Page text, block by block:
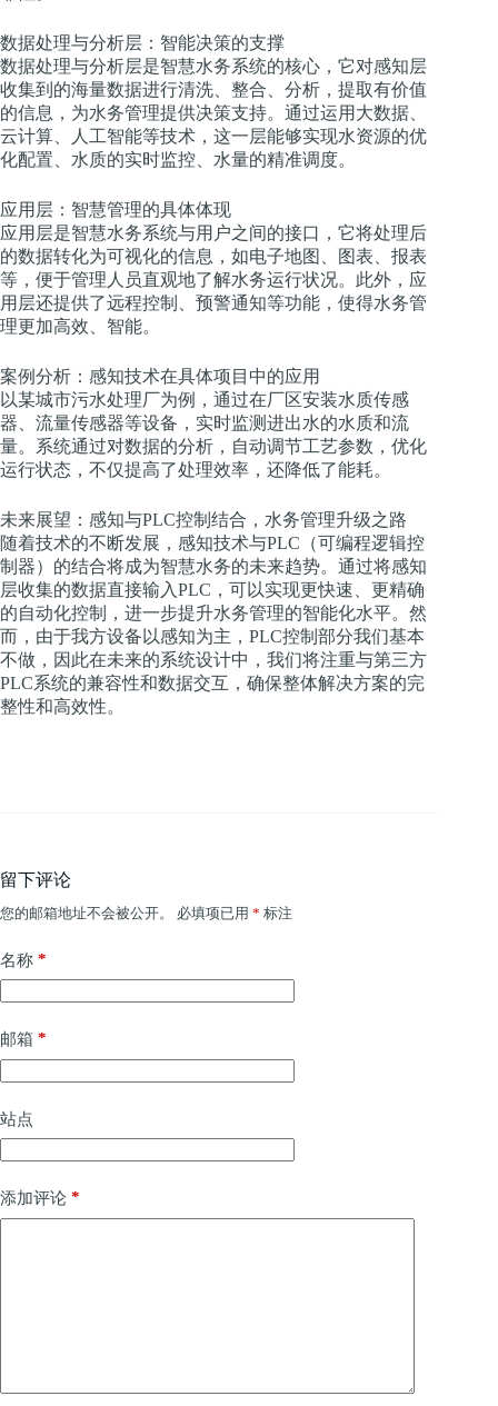
数据处理与分析层：智能决策的支撑
数据处理与分析层是智慧水务系统的核心，它对感知层
收集到的海量数据进行清洗、整合、分析，提取有价值
的信息，为水务管理提供决策支持。通过运用大数据、
云计算、人工智能等技术，这一层能够实现水资源的优
化配置、水质的实时监控、水量的精准调度。
应用层：智慧管理的具体体现
应用层是智慧水务系统与用户之间的接口，它将处理后
的数据转化为可视化的信息，如电子地图、图表、报表
等，便于管理人员直观地了解水务运行状况。此外，应
用层还提供了远程控制、预警通知等功能，使得水务管
理更加高效、智能。
案例分析：感知技术在具体项目中的应用
以某城市污水处理厂为例，通过在厂区安装水质传感
器、流量传感器等设备，实时监测进出水的水质和流
量。系统通过对数据的分析，自动调节工艺参数，优化
运行状态，不仅提高了处理效率，还降低了能耗。
未来展望：感知与PLC控制结合，水务管理升级之路
随着技术的不断发展，感知技术与PLC（可编程逻辑控
制器）的结合将成为智慧水务的未来趋势。通过将感知
层收集的数据直接输入PLC，可以实现更快速、更精确
的自动化控制，进一步提升水务管理的智能化水平。然
而，由于我方设备以感知为主，PLC控制部分我们基本
不做，因此在未来的系统设计中，我们将注重与第三方
PLC系统的兼容性和数据交互，确保整体解决方案的完
整性和高效性。
留下评论
您的邮箱地址不会被公开。 必填项已用 * 标注
名称 *
邮箱 *
站点
添加评论 *